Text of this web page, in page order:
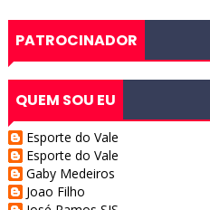
PATROCINADOR
QUEM SOU EU
Esporte do Vale
Esporte do Vale
Gaby Medeiros
Joao Filho